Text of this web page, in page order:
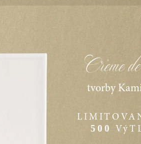
Crème
tvorby
500